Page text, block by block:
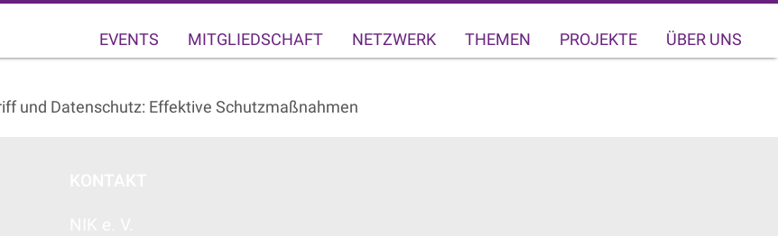
EVENTS MITGLIEDSCHAFT NETZWERK THEMEN PROJEKTE ÜBER UNS
und Datenschutz: Effektive Schutzmaßnahmen